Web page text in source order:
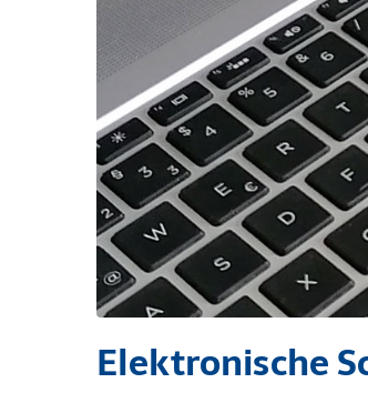
Elektronische